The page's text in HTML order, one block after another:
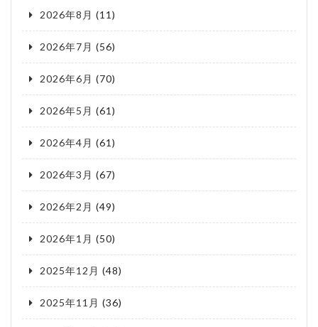
2026年8月 (11)
2026年7月 (56)
2026年6月 (70)
2026年5月 (61)
2026年4月 (61)
2026年3月 (67)
2026年2月 (49)
2026年1月 (50)
2025年12月 (48)
2025年11月 (36)